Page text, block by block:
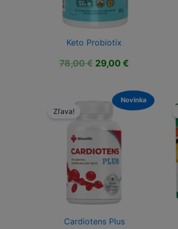
Keto Probiotix
78,00€ Pôvodná
78,00 €.
29,00 €
29,00 €.
Novinka
Zľava!
Cardiotens Plus